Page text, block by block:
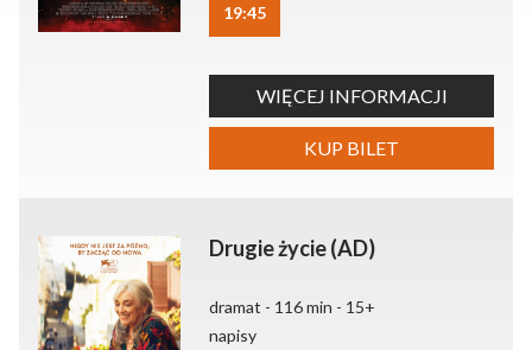
19:45
WIĘCEJ INFORMACJI
KUP BILET
Drugie życie (AD)
dramat - 116 min - 15+
napisy